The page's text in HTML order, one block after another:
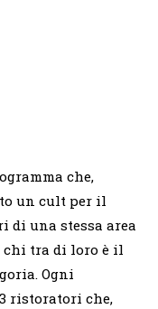
che,
un cult per il
di una stessa area
chi tra di loro è il
Ogni
ristoratori che,